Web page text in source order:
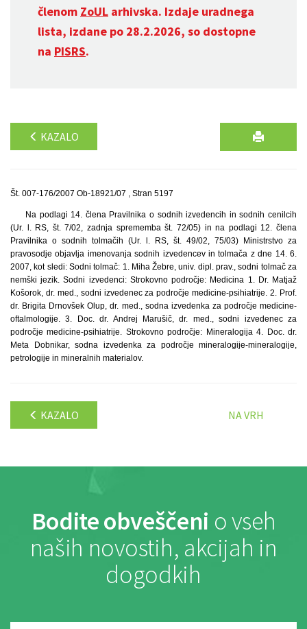
členom ZoUL arhivska. Izdaje uradnega
lista, izdane po 28.2.2026, so dostopne
na PISRS.
KAZALO
Št. 007-176/2007 Ob-18921/07 , Stran 5197
Na podlagi 14. člena Pravilnika o sodnih izvedencih in sodnih cenilcih
(Ur. l. RS, št. 7/02, zadnja sprememba št. 72/05) in na podlagi 12. člena
Pravilnika o sodnih tolmačih (Ur. l. RS, št. 49/02, 75/03) Ministrstvo za
pravosodje objavlja imenovanja sodnih izvedencev in tolmača z dne 14. 6.
2007, kot sledi: Sodni tolmač: 1. Miha Žebre, univ. dipl. prav., sodni tolmač za
nemški jezik. Sodni izvedenci: Strokovno področje: Medicina 1. Dr. Matjaž
Košorok, dr. med., sodni izvedenec za področje medicine-psihiatrije. 2. Prof.
dr. Brigita Drnovšek Olup, dr. med., sodna izvedenka za področje medicine-
oftalmologije. 3. Doc. dr. Andrej Marušič, dr. med., sodni izvedenec za
področje medicine-psihiatrije. Strokovno področje: Mineralogija 4. Doc. dr.
Meta Dobnikar, sodna izvedenka za področje mineralogije-mineralogije,
petrologije in mineralnih materialov.
KAZALO NA VRH
Bodite obveščeni o vseh
naših novostih, akcijah in
dogodkih